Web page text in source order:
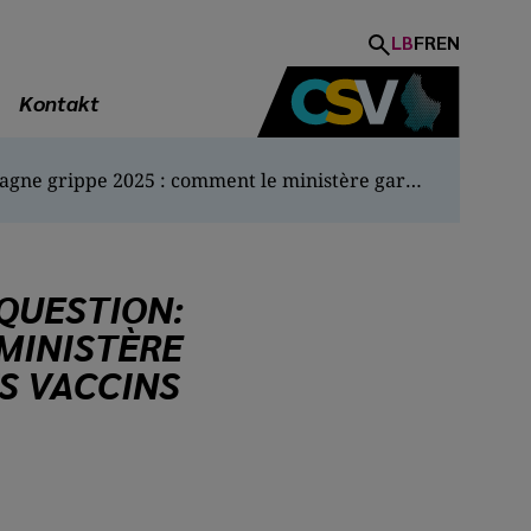
LBFREN
Kontakt
Réponse de Madame la ministre à la question: "Campagne grippe 2025 : comment le ministère garantit-il l’approvisionnement des vaccins pour les 65+ ?"
VACCINS